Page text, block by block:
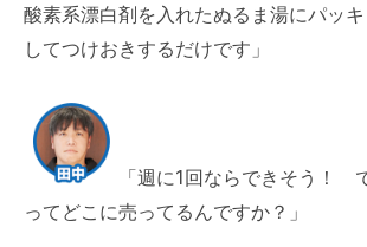
酸素系漂白剤を入れたぬるま湯にパッ
してつけおきするだけです」
「週に1回ならできそう！
ってどこに売ってるんですか？」